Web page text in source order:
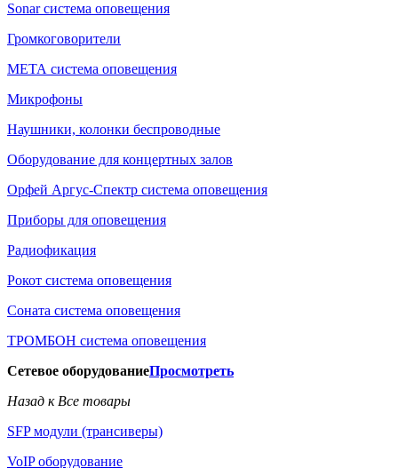
Sonar система оповещения
Громкоговорители
МЕТА система оповещения
Микрофоны
Наушники, колонки беспроводные
Оборудование для концертных залов
Орфей Аргус-Спектр система оповещения
Приборы для оповещения
Радиофикация
Рокот система оповещения
Соната система оповещения
ТРОМБОН система оповещения
Сетевое оборудованиеПросмотреть
Назад к Все товары
SFP модули (трансиверы)
VoIP оборудование